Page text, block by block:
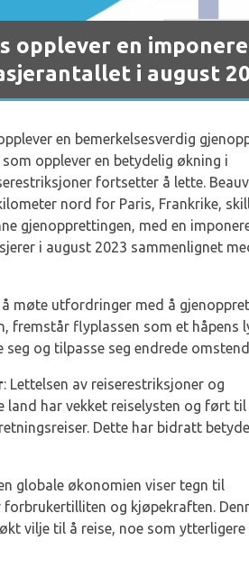
opplever en
i august
en bemerkelsesverdig
opplever en betydelig økning i
fortsetter å lette.
nord for Paris, Frankrike,
gjenopprettingen, med en
i august 2023 sammenlignet
møte utfordringer med å
fremstår flyplassen som et håpens
og tilpasse seg endrede
: Lettelsen av reiserestriksjoner og
land har vekket reiselysten og ført til
Dette har bidratt
globale økonomien viser tegn til
og kjøpekraften.
vilje til å reise, noe som